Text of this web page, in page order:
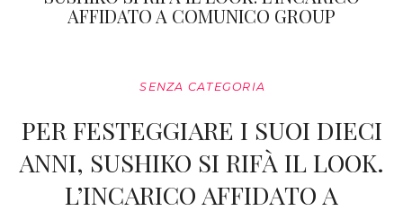
AFFIDATO A COMUNICO GROUP
SENZA CATEGORIA
PER FESTEGGIARE I SUOI DIECI
ANNI, SUSHIKO SI RIFÀ IL LOOK.
L’INCARICO AFFIDATO A